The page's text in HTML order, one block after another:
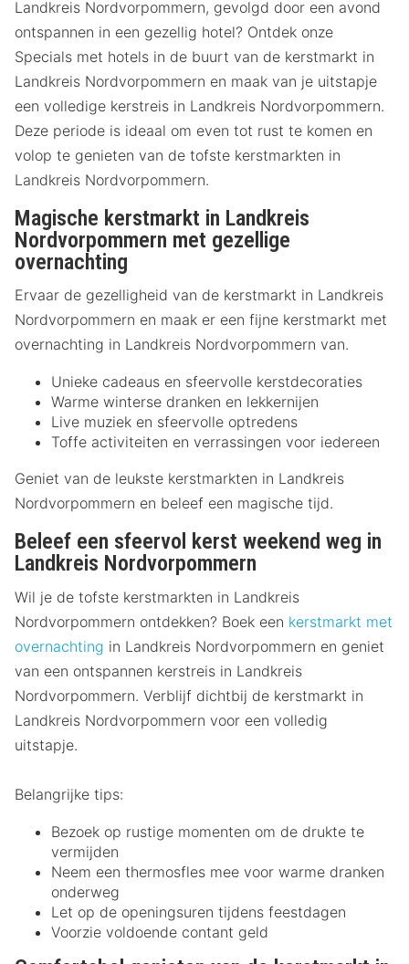
Landkreis Nordvorpommern, gevolgd door een avond
ontspannen in een gezellig hotel? Ontdek onze
Specials met hotels in de buurt van de kerstmarkt in
Landkreis Nordvorpommern en maak van je uitstapje
een volledige kerstreis in Landkreis Nordvorpommern.
Deze periode is ideaal om even tot rust te komen en
volop te genieten van de tofste kerstmarkten in
Landkreis Nordvorpommern.
Magische kerstmarkt in Landkreis
Nordvorpommern met gezellige
overnachting
Ervaar de gezelligheid van de kerstmarkt in Landkreis
Nordvorpommern en maak er een fijne kerstmarkt met
overnachting in Landkreis Nordvorpommern van.
Unieke cadeaus en sfeervolle kerstdecoraties
Warme winterse dranken en lekkernijen
Live muziek en sfeervolle optredens
Toffe activiteiten en verrassingen voor iedereen
Geniet van de leukste kerstmarkten in Landkreis
Nordvorpommern en beleef een magische tijd.
Beleef een sfeervol kerst weekend weg in
Landkreis Nordvorpommern
Wil je de tofste kerstmarkten in Landkreis
Nordvorpommern ontdekken? Boek een kerstmarkt met
overnachting in Landkreis Nordvorpommern en geniet
van een ontspannen kerstreis in Landkreis
Nordvorpommern. Verblijf dichtbij de kerstmarkt in
Landkreis Nordvorpommern voor een volledig
uitstapje.
Belangrijke tips:
Bezoek op rustige momenten om de drukte te
vermijden
Neem een thermosfles mee voor warme dranken
onderweg
Let op de openingsuren tijdens feestdagen
Voorzie voldoende contant geld